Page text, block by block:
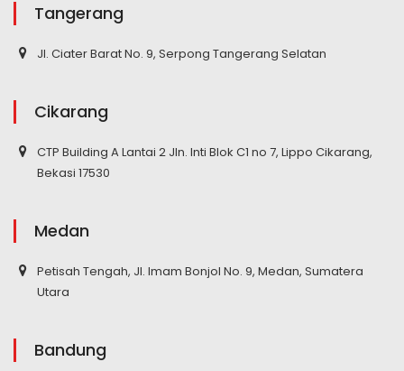
Tangerang
Jl. Ciater Barat No. 9, Serpong Tangerang Selatan
Cikarang
CTP Building A Lantai 2 Jln. Inti Blok C1 no 7, Lippo Cikarang,
Bekasi 17530
Medan
Petisah Tengah, Jl. Imam Bonjol No. 9, Medan, Sumatera
Utara
Bandung